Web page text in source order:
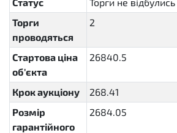
Торги
проводяться
2
Стартова ціна
об'єкта
26840.5
Крок аукціону
268.41
Розмір
гарантійного
2684.05